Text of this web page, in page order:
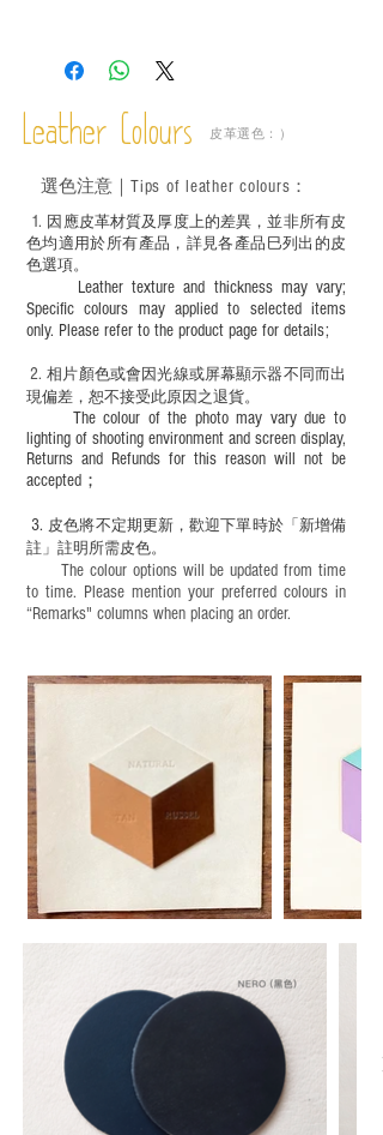
－ 相片顏色或有機會出現偏差，顏色請以
－ 此產品含有細小配件、尖銳物件，恕不
必須由成年人陪同下使用並應小心處理。
Leather Colours 皮革選色：）
1. ​ 因應皮革材質及厚度上的差異，並非所有皮
色均適用於所有產品，詳見各產品巳列出的皮
色選項。
Leather texture and thickness may vary;
Specific colours may applied to selected items
only. Please refer to the product page for details;
​2.相片顏色或會因光線或屏幕顯示器不同而出
現偏差，恕不接受此原因之退貨。
The colour of the photo may vary due to
lighting of shooting environment and screen display,
Returns and Refunds for this reason will not be
accepted；
3. 皮色將不定期更新，歡迎下單時於「新增備
註」註明 所需皮色。
The colour options will be updated from time
to time. Please mention your preferred colours in
“Remarks" columns when placing an order.
選色注意｜ Tips of leather colours ：